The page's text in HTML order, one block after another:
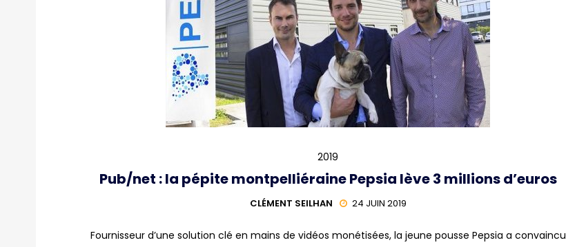
2019
Pub/net : la pépite montpelliéraine Pepsia lève 3 millions d’euros
CLÉMENT SEILHAN 24 JUIN 2019
Fournisseur d’une solution clé en mains de vidéos monétisées, la jeune pousse Pepsia a convaincu